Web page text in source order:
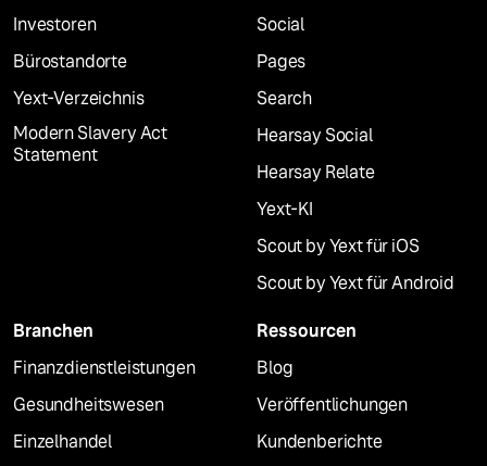
Investoren
Bürostandorte
Yext-Verzeichnis
Modern Slavery Act
Statement
Social
Pages
Search
Hearsay Social
Hearsay Relate
Yext-KI
Scout by Yext für iOS
Scout by Yext für Android
Branchen
Finanzdienstleistungen
Gesundheitswesen
Einzelhandel
Ressourcen
Blog
Veröffentlichungen
Kundenberichte